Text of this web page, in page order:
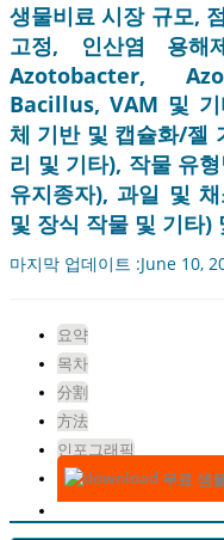
생물비료 시장 규모,
고정, 인산염 용해
Azotobacter,
Bacillus, VAM 및 기
체 기반 및 캡슐화/젤
리 및 기타), 작물 유
유지종자), 과일 및
및 장식 작물 및 기타)
마지막 업데이트 :June 10,
요약
목차
分割
方法
인포그래픽
무료 샘